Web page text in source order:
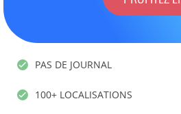
PAS DE JOURNAL
100+ LOCALISATIONS